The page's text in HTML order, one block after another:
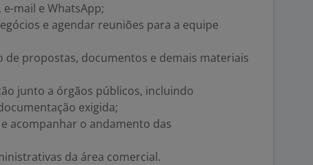
mail e WhatsApp;
e agendar reuniões para a equipe
de propostas, documentos e demais materiais
junto a órgãos públicos, incluindo
exigida;
acompanhar o andamento das
da área comercial.